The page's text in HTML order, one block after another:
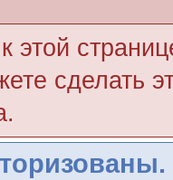
этой
сделать